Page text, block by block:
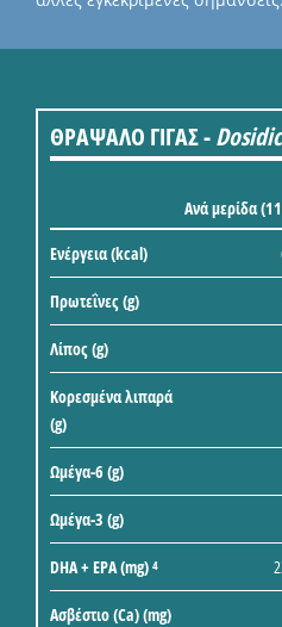
ΘΡΑΨΑΛΟ ΓΙΓΑΣ -
Ανά μερίδα
Ενέργεια (kcal)
Πρωτεΐνες (g)
Λίπος (g)
Κορεσμένα λιπαρά
(g)
Ωμέγα-6 (g)
Ωμέγα-3 (g)
DHA + EPA (mg) 4
Ασβέστιο (Ca) (mg)